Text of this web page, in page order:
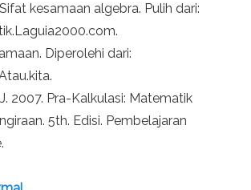
kesamaan algebra. Pulih dari:
Diperolehi dari:
2007. Pra-Kalkulasi: Matematik
5th. Edisi. Pembelajaran